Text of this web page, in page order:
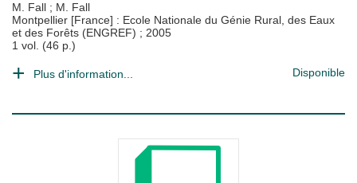
M. Fall ; M. Fall
Montpellier [France] : Ecole Nationale du Génie Rural, des Eaux
et des Forêts (ENGREF) ; 2005
1 vol. (46 p.)
Plus d'information... Disponible